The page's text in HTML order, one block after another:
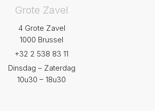
Grote Zavel
4 Grote Zavel
1000 Brussel
+32 2 538 83 11
Dinsdag – Zaterdag
10u30 – 18u30